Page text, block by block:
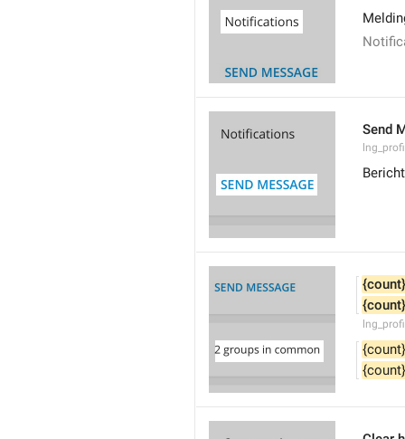
Send
{count}
{count}
{count}
{count}